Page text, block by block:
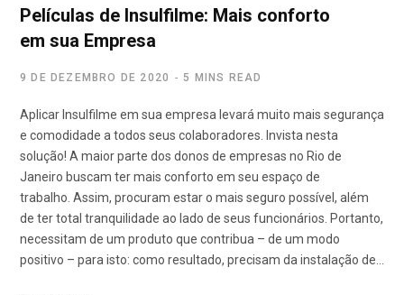
Películas de Insulfilme: Mais conforto
em sua Empresa
9 DE DEZEMBRO DE 2020 5 MINS READ
Aplicar Insulfilme em sua empresa levará muito mais segurança
e comodidade a todos seus colaboradores. Invista nesta
solução! A maior parte dos donos de empresas no Rio de
Janeiro buscam ter mais conforto em seu espaço de
trabalho. Assim, procuram estar o mais seguro possível, além
de ter total tranquilidade ao lado de seus funcionários. Portanto,
necessitam de um produto que contribua – de um modo
positivo – para isto: como resultado, precisam da instalação de…